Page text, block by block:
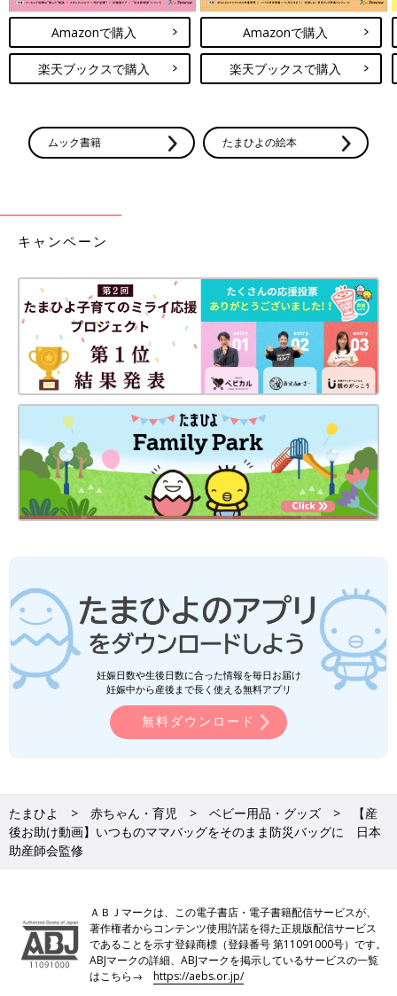
Amazonで購入
楽天ブックスで購入
Amazonで購入
楽天ブックスで購入
ムック書籍 たまひよの絵本
キャンペーン
妊娠日数や生後日数に合った情報を毎日お届け
妊娠中から産後まで長く使える無料アプリ
無料ダウンロード
たまひよ 赤ちゃん・育児 ベビー用品・グッズ
【産
後お助け動画】いつものママバッグをそのまま防災バッグに 日本
助産師会監修
ＡＢＪマークは、この電子書店・電子書籍配信サービスが、
著作権者からコンテンツ使用許諾を得た正規版配信サービス
であることを示す登録商標（登録番号 第11091000号）です。
ABJマークの詳細、ABJマークを掲示しているサービスの一覧
はこちら→https://aebs.or.jp/